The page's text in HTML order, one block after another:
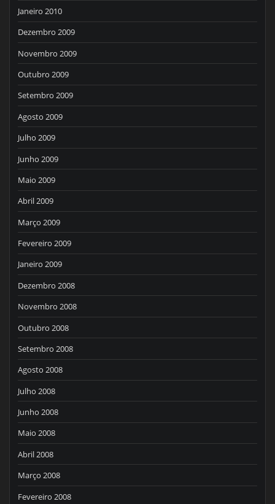
Janeiro 2010
Dezembro 2009
Novembro 2009
Outubro 2009
Setembro 2009
Agosto 2009
Julho 2009
Junho 2009
Maio 2009
Abril 2009
Março 2009
Fevereiro 2009
Janeiro 2009
Dezembro 2008
Novembro 2008
Outubro 2008
Setembro 2008
Agosto 2008
Julho 2008
Junho 2008
Maio 2008
Abril 2008
Março 2008
Fevereiro 2008